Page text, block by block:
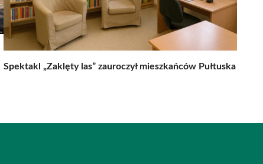
Spektakl „Zaklęty las” zauroczył mieszkańców Pułtuska